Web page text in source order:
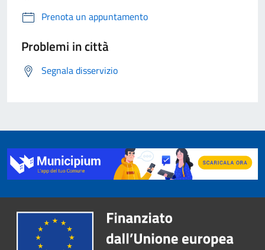
Prenota un appuntamento
Problemi in città
Segnala disservizio